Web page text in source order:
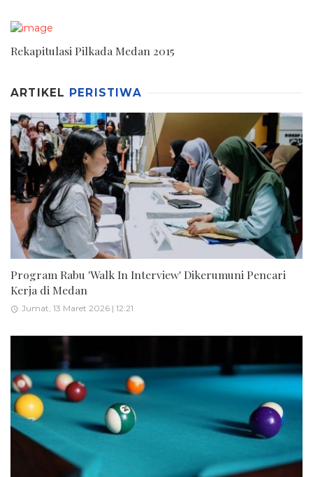
Rekapitulasi Pilkada Medan 2015
ARTIKEL PERISTIWA
Program Rabu 'Walk In Interview' Dikerumuni Pencari
Kerja di Medan
Jumat, 13 Maret 2026 | 12:21